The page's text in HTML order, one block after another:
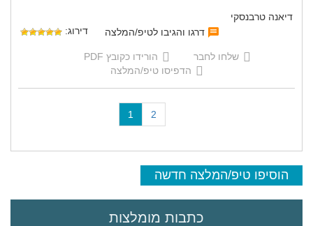
דיאנה טרבנסקי
דרגו והגיבו לטיפ/המלצה
דירוג:
שלחו לחבר
הורידו כקובץ PDF
הדפיסו טיפ/המלצה
1
c
n
t
2
הוסיפו טיפ/המלצה חדשה
כתבות מומלצות